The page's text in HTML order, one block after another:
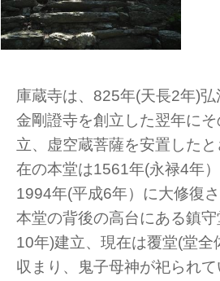
庫蔵寺は、825年(天長2年)
金剛證寺を創立した翌年に
立、虚空蔵菩薩を安置した
在の本堂は1561年(永禄4年）
1994年(平成6年）に大修復さ
本堂の背後の高台にある鎮
10年)建立、現在は覆堂(堂全
収まり、鬼子母神が祀られ